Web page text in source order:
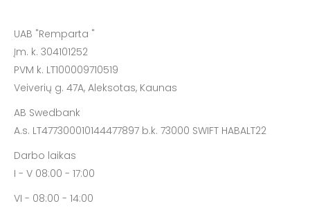
UAB "Remparta "
Įm. k. 304101252
PVM k. LT100009710519
Veiverių g. 47A, Aleksotas, Kaunas
AB Swedbank
A.s. LT477300010144477897 b.k. 73000 SWIFT HABALT22
Darbo laikas
I - V 08:00 - 17:00
VI - 08:00 - 14:00